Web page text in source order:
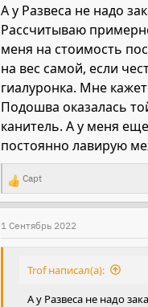
А у Развеса не надо
Рассчитываю
меня на стоимость
на вес самой, если
гиалуронка. Мне
Подошва оказалась
канитель. А у меня
постоянно лавирую
Р
е
а
к
Capt
1 Сентябрь 2022
Trof написал(а):
А у Развеса не надо